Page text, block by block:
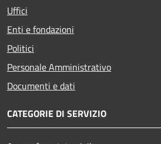
Uffici
Enti e fondazioni
Politici
Personale Amministrativo
Documenti e dati
CATEGORIE DI SERVIZIO